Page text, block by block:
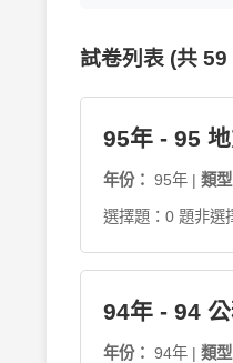
試卷列表 (共 59
95年 - 95
年份： 95年 | 類型
選擇題：0 題非選
94年 - 94
年份： 94年 | 類型